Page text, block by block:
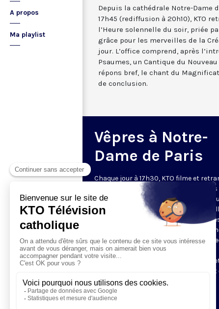
A propos
Ma playlist
Depuis la cathédrale Notre-Dame
17h45 (rediffusion à 20h10), KTO
l’Heure solennelle du soir, priée
grâce pour les merveilles de la
jour. L’office comprend, après
Psaumes, un Cantique du
répons bref, le chant du
de conclusion.
Vêpres à Notre-
Dame de Paris
Chaque jour à 17h30, KTO filme et
les Vêpres depuis Notre-Dame de Paris
rouverte. Les Vêpres font partie des
de l’Office divin, c’est la prière
soir. L’office de Vêpres comprend,
l’introduction, une hymne, deux
Cantique du Nouveau Testament, une
brève, le chant d’actions de grâces du
Magnificat, les prières d’intercession
brève oraison. Les textes des Vêpres et
messe sont presque toujours ceux
qu’indiquent le site